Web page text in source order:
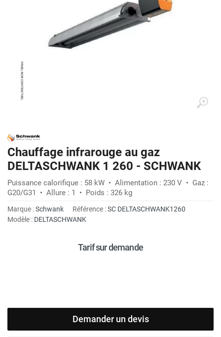
Chauffage infrarouge au gaz
DELTASCHWANK 1 260 - SCHWANK
Puissance calorifique : 58 kW • Alimentation : 230 V • Gaz :
G20/G31 • Allure : 1 • Poids : 326 kg
Marque :Schwank Référence :SC DELTASCHWANK1260
Modèle : DELTASCHWANK
Tarif sur demande
Demander un devis